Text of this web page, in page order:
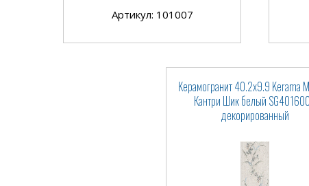
Артикул: 101007
Керамогранит 40.2x9.9 Kerama
Кантри Шик белый
декорированный